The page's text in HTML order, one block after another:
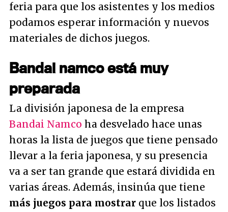
feria para que los asistentes y los medios
podamos esperar información y nuevos
materiales de dichos juegos.
Bandai namco está muy
preparada
La división japonesa de la empresa
Bandai Namco ha desvelado hace unas
horas la lista de juegos que tiene pensado
llevar a la feria japonesa, y su presencia
va a ser tan grande que estará dividida en
varias áreas. Además, insinúa que tiene
más juegos para mostrar que los listados